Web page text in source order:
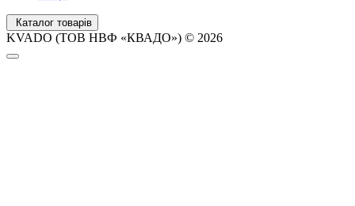
Каталог товарів
KVADO (ТОВ НВФ «КВАДО») © 2026